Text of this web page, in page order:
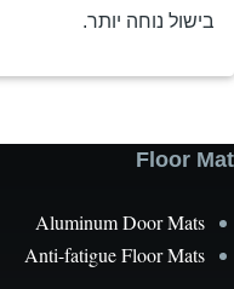
נוחה יותר.
Floor
Aluminum Door Mats
Anti-fatigue Floor Mats